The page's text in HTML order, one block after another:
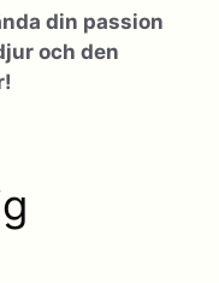
din passion
och den